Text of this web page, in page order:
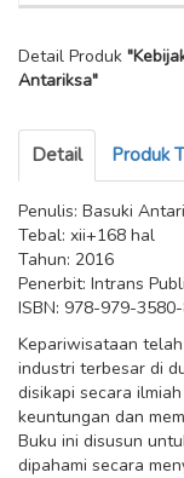
Detail Produk
Antariksa"
Detail Produk
Penulis: Basuki
Tebal: xii+168 hal
Tahun: 2016
Penerbit: Intrans
ISBN: 978-979-
Kepariwisataan
industri terbesar di
disikapi secara
keuntungan dan
Buku ini disusun
dipahami secara